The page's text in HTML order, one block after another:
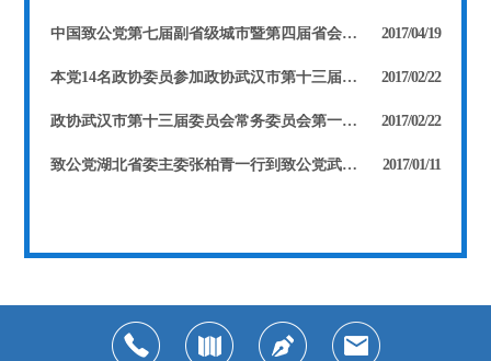
中国致公党第七届副省级城市暨第四届省会城市党务工作联席会议在武汉召开 2017/04/19
本党14名政协委员参加政协武汉市第十三届委员会第一次会议 徐旭东当选市政协副主席 张河滢、费兰波、康玲当选市政协常委 2017/02/22
政协武汉市第十三届委员会常务委员会第一次会议召开 张河滢被任命为第十三届委员会副秘书长 2017/02/22
致公党湖北省委主委张柏青一行到致公党武汉市委机关走访慰问 2017/01/11